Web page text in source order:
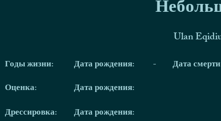
Ulan
Годы жизни:
Оценка:
Дрессировка:
Дата рождения: -
Дата
Дата рождения:
Дата рождения: